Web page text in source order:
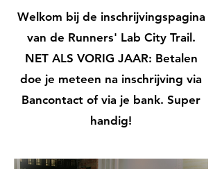
Welkom bij de inschrijvingspagina
van de Runners' Lab City Trail.
NET ALS VORIG JAAR: Betalen
doe je meteen na inschrijving via
Bancontact of via je bank. Super
handig!